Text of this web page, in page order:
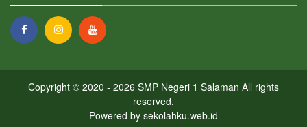
Copyright © 2020 - 2026 SMP Negeri 1 Salaman All rights
reserved.
Powered by sekolahku.web.id